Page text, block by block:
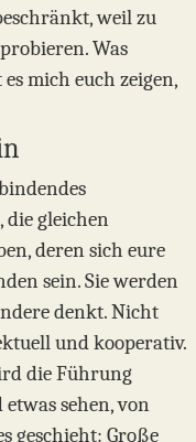
weil zu
Was
mich euch zeigen,
die gleichen
deren sich eure
sein. Sie werden
denkt. Nicht
und kooperativ.
die Führung
sehen, von
geschieht: Große